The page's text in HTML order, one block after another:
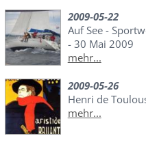
2009-05-22
Auf See -
- 30 Mai 2009
mehr...
2009-05-26
Henri de
mehr...